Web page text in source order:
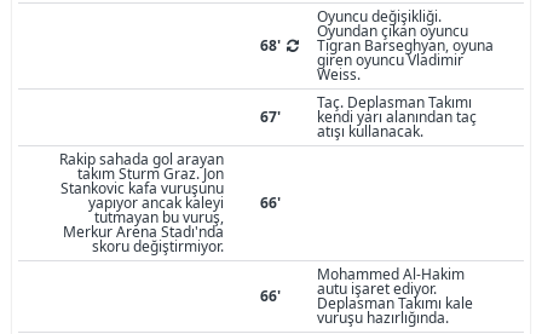
68'
Oyuncu değişikliği.
Oyundan çıkan oyuncu
Tigran Barseghyan, oyuna
giren oyuncu Vladimir
Weiss.
67'
Taç. Deplasman Takımı
kendi yarı alanından taç
atışı kullanacak.
Rakip sahada gol arayan
takım Sturm Graz. Jon
Stankovic kafa vuruşunu
yapıyor ancak kaleyi
tutmayan bu vuruş,
Merkur Arena Stadı'nda
skoru değiştirmiyor.
66'
66'
Mohammed Al-Hakim
autu işaret ediyor.
Deplasman Takımı kale
vuruşu hazırlığında.